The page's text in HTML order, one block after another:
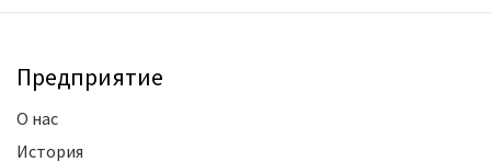
Предприятие
О нас
История